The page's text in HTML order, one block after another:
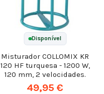
Disponível
Misturador COLLOMIX KR
120 HF turquesa - 1200 W,
120 mm, 2 velocidades.
49,95 €